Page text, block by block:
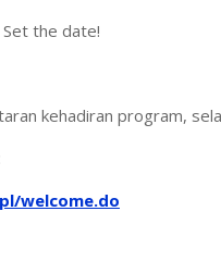
Set the date!
kehadiran program,
welcome.do